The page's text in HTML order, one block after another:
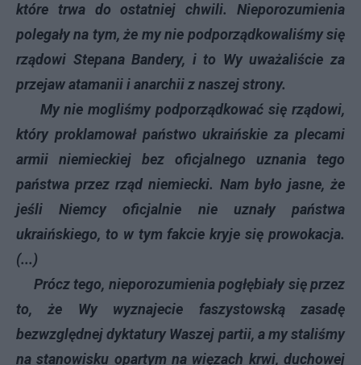
które trwa do ostatniej chwili. Nieporozumienia
polegały na tym, że my nie podporządkowaliśmy się
rządowi Stepana Bandery, i to Wy uważaliście za
przejaw atamanii i anarchii z naszej strony.
My nie mogliśmy podporządkować się rządowi,
który proklamował państwo ukraińskie za plecami
armii niemieckiej bez oficjalnego uznania tego
państwa przez rząd niemiecki. Nam było jasne, że
jeśli Niemcy oficjalnie nie uznały państwa
ukraińskiego, to w tym fakcie kryje się prowokacja.
(...)
Prócz tego, nieporozumienia pogłębiały się przez
to, że Wy wyznajecie faszystowską zasadę
bezwzględnej dyktatury Waszej partii, a my staliśmy
na stanowisku opartym na więzach krwi, duchowej